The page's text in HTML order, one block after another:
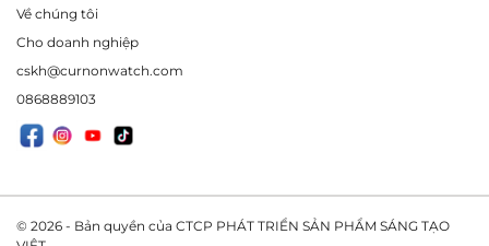
Về chúng tôi
Cho doanh nghiệp
cskh@curnonwatch.com
0868889103
© 2026 - Bản quyền của CTCP PHÁT TRIỂN SẢN PHẨM SÁNG TẠO